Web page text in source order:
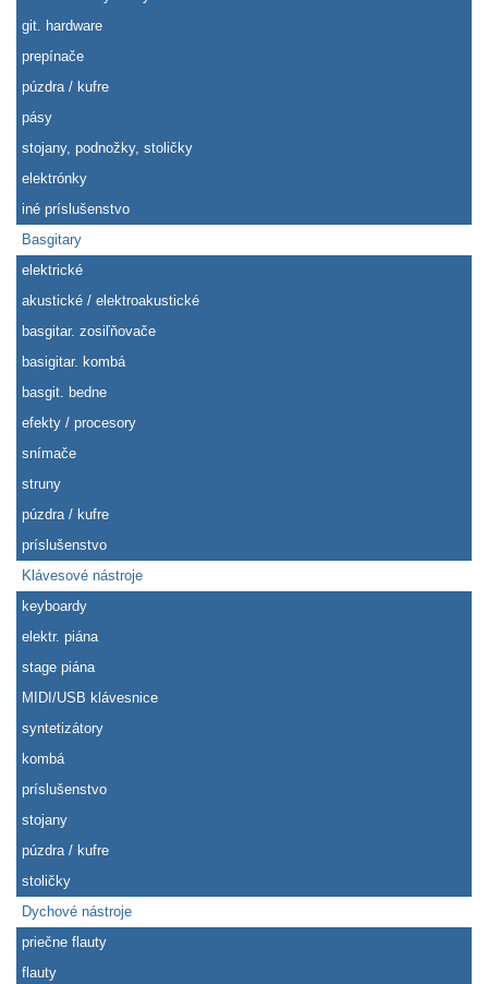
git. hardware
prepínače
púzdra / kufre
pásy
stojany, podnožky, stoličky
elektrónky
iné príslušenstvo
Basgitary
elektrické
akustické / elektroakustické
basgitar. zosiľňovače
basigitar. kombá
basgit. bedne
efekty / procesory
snímače
struny
púzdra / kufre
príslušenstvo
Klávesové nástroje
keyboardy
elektr. piána
stage piána
MIDI/USB klávesnice
syntetizátory
kombá
príslušenstvo
stojany
púzdra / kufre
stoličky
Dychové nástroje
priečne flauty
flauty